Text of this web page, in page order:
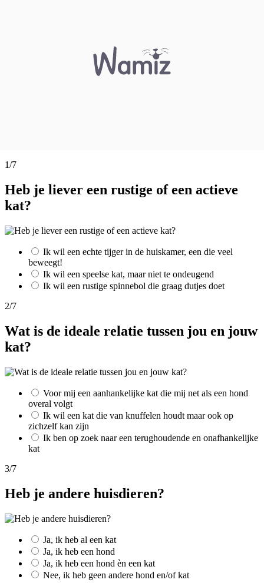
1/7
Heb je liever een rustige of een actieve
kat?
Ik wil een echte tijger in de huiskamer, een die veel
beweegt!
Ik wil een speelse kat, maar niet te ondeugend
Ik wil een rustige spinnebol die graag dutjes doet
2/7
Wat is de ideale relatie tussen jou en jouw
kat?
Voor mij een aanhankelijke kat die mij net als een hond
overal volgt
Ik wil een kat die van knuffelen houdt maar ook op
zichzelf kan zijn
Ik ben op zoek naar een terughoudende en onafhankelijke
kat
3/7
Heb je andere huisdieren?
Ja, ik heb al een kat
Ja, ik heb een hond
Ja, ik heb een hond èn een kat
Nee, ik heb geen andere hond en/of kat